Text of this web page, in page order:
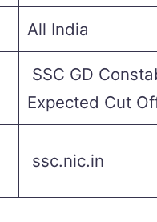
All India
SSC GD
Expected Cut
ssc.nic.in